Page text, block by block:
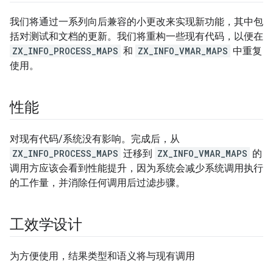
我们将通过一系列向后兼容的小更改来实现新功能，其中包
括对测试和文档的更新。我们将重构一些现有代码，以便在
ZX_INFO_PROCESS_MAPS 和 ZX_INFO_VMAR_MAPS 中重复
使用。
性能
对现有代码/系统没有影响。完成后，从
ZX_INFO_PROCESS_MAPS 迁移到 ZX_INFO_VMAR_MAPS 的
调用方应该会看到性能提升，因为系统会减少系统调用执行
的工作量，并消除任何调用后过滤步骤。
工效学设计
为方便使用，结果类型和语义将与现有调用